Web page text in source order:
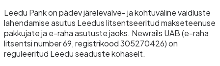
Leedu Pank on pädev järelevalve- ja kohtuväline vaidluste
lahendamise asutus Leedus litsentseeritud makseteenuse
pakkujate ja e-raha asutuste jaoks. Newrails UAB (e-raha
litsentsi number 69, registrikood 305270426) on
reguleeritud Leedu seaduste kohaselt.